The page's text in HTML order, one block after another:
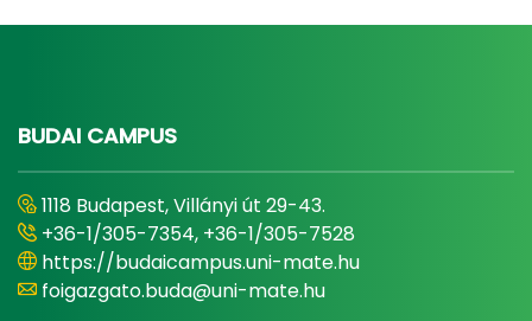
BUDAI CAMPUS
1118 Budapest, Villányi út 29-43.
+36-1/305-7354, +36-1/305-7528
https://budaicampus.uni-mate.hu
foigazgato.buda@uni-mate.hu